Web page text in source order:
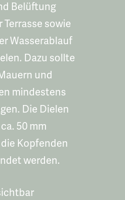
Belüftung
sowie
Wasserablauf
Dazu sollte
und
mindestens
Die Dielen
50 mm
Kopfenden
werden.